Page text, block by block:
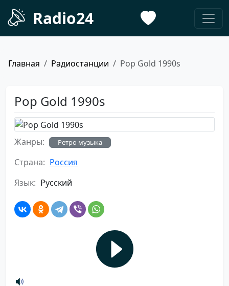
Radio24
Главная Радиостанции Pop Gold 1990s
Pop Gold 1990s
Жанры: Ретро музыка
Страна: Россия
Язык: Русский